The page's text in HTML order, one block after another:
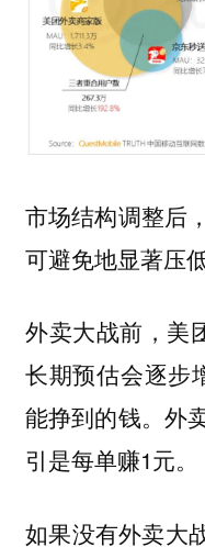
市场结构调整后
可避免地显著压低
外卖大战前，美
长期预估会逐步
能挣到的钱。外
引是每单赚1元。
如果没有外卖大